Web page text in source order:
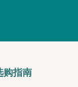
购指南